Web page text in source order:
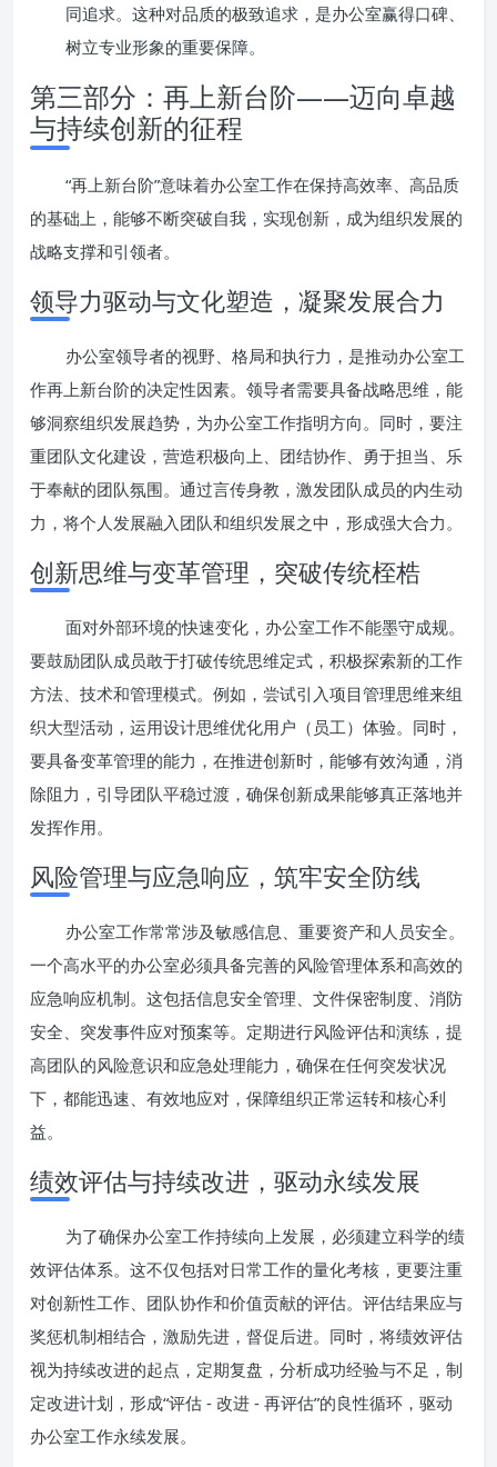
同追求。这种对品质的极致追求，是办公室赢得口碑、
树立专业形象的重要保障。
第三部分：再上新台阶——迈向卓越
与持续创新的征程
“再上新台阶”意味着办公室工作在保持高效率、高品质
的基础上，能够不断突破自我，实现创新，成为组织发展的
战略支撑和引领者。
领导力驱动与文化塑造，凝聚发展合力
办公室领导者的视野、格局和执行力，是推动办公室工
作再上新台阶的决定性因素。领导者需要具备战略思维，能
够洞察组织发展趋势，为办公室工作指明方向。同时，要注
重团队文化建设，营造积极向上、团结协作、勇于担当、乐
于奉献的团队氛围。通过言传身教，激发团队成员的内生动
力，将个人发展融入团队和组织发展之中，形成强大合力。
创新思维与变革管理，突破传统桎梏
面对外部环境的快速变化，办公室工作不能墨守成规。
要鼓励团队成员敢于打破传统思维定式，积极探索新的工作
方法、技术和管理模式。例如，尝试引入项目管理思维来组
织大型活动，运用设计思维优化用户（员工）体验。同时，
要具备变革管理的能力，在推进创新时，能够有效沟通，消
除阻力，引导团队平稳过渡，确保创新成果能够真正落地并
发挥作用。
风险管理与应急响应，筑牢安全防线
办公室工作常常涉及敏感信息、重要资产和人员安全。
一个高水平的办公室必须具备完善的风险管理体系和高效的
应急响应机制。这包括信息安全管理、文件保密制度、消防
安全、突发事件应对预案等。定期进行风险评估和演练，提
高团队的风险意识和应急处理能力，确保在任何突发状况
下，都能迅速、有效地应对，保障组织正常运转和核心利
益。
绩效评估与持续改进，驱动永续发展
为了确保办公室工作持续向上发展，必须建立科学的绩
效评估体系。这不仅包括对日常工作的量化考核，更要注重
对创新性工作、团队协作和价值贡献的评估。评估结果应与
奖惩机制相结合，激励先进，督促后进。同时，将绩效评估
视为持续改进的起点，定期复盘，分析成功经验与不足，制
定改进计划，形成“评估 - 改进 - 再评估”的良性循环，驱动
办公室工作永续发展。